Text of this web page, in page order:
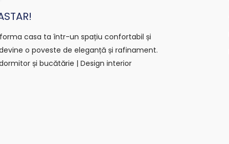
casa ta într-un spațiu confortabil și
o poveste de eleganță și rafinament.
și bucătărie | Design interior